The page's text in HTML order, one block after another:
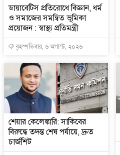
ডায়াবেটিস প্রতিরোধে বিজ্ঞান, ধর্ম
ও সমাজের সমন্বিত ভূমিকা
প্রয়োজন : স্বাস্থ্য প্রতিমন্ত্রী
বৃহস্পতিবার, ৬ অগাস্ট, ২০২৬
শেয়ার কেলেঙ্কারি: সাকিবের
বিরুদ্ধে তদন্ত শেষ পর্যায়ে, দ্রুত
চার্জশিট